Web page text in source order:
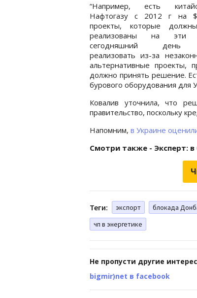
“Например, есть
Нафтогазу с 2012 г на
проекты, которые
реализованы на эти
сегодняшний день
реализовать из-за
альтернативные проекты,
должно принять решение.
бурового оборудования для
Ковалив уточнила, что
правительство, поскольку
Напомним, в Украине
Смотри также - Эксперт:
Теги: экспорт блокада
чп в энергетике
Не пропусти другие
bigmir)net в facebook